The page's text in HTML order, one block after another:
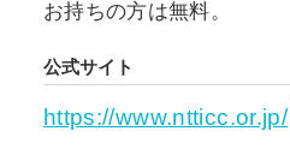
お持ちの方は無料。
公式サイト
https://www.ntticc.or.jp/